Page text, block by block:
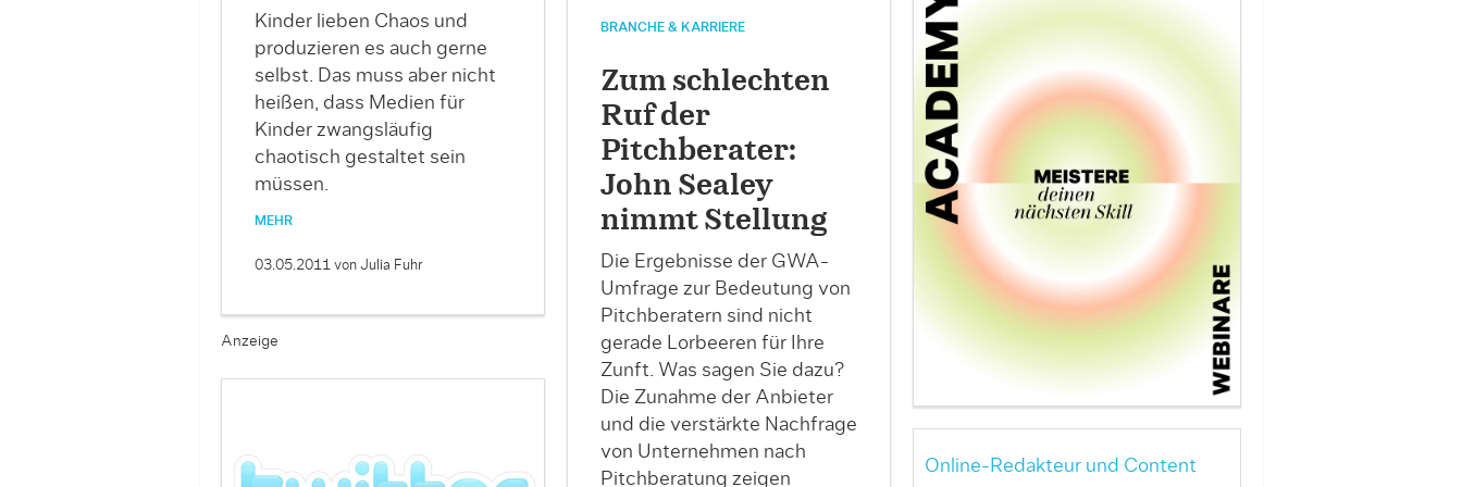
Kinder lieben Chaos und
produzieren es auch gerne
selbst. Das muss aber nicht
heißen, dass Medien für
Kinder zwangsläufig
chaotisch gestaltet sein
müssen.
MEHR
03.05.2011 von Julia Fuhr
BRANCHE & KARRIERE
Zum schlechten
Ruf der
Pitchberater:
John Sealey
nimmt Stellung
Die Ergebnisse der GWA-
Umfrage zur Bedeutung von
Pitchberatern sind nicht
gerade Lorbeeren für Ihre
Zunft. Was sagen Sie dazu?
Die Zunahme der Anbieter
und die verstärkte Nachfrage
von Unternehmen nach
Pitchberatung zeigen
Anzeige
Online-Redakteur und Content